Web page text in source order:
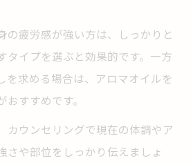
の疲労感が強い方は、しっかりと
タイプを選ぶと効果的です。一方
を求める場合は、アロマオイルを
すすめです。
カウンセリングで現在の体調やア
さや部位をしっかり伝えましょ